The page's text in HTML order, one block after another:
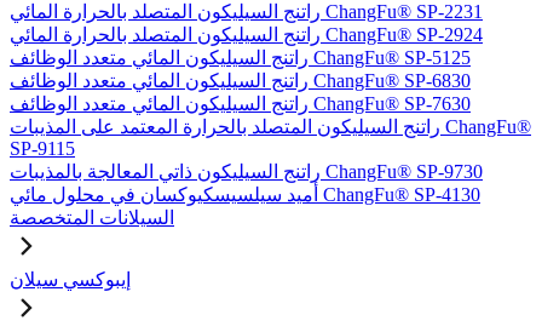
راتنج السيليكون المتصلد بالحرارة المائي ChangFu® SP-2231
راتنج السيليكون المتصلد بالحرارة المائي ChangFu® SP-2924
راتنج السيليكون المائي متعدد الوظائف ChangFu® SP-5125
راتنج السيليكون المائي متعدد الوظائف ChangFu® SP-6830
راتنج السيليكون المائي متعدد الوظائف ChangFu® SP-7630
راتنج السيليكون المتصلد بالحرارة المعتمد على المذيبات ChangFu®
SP-9115
راتنج السيليكون ذاتي المعالجة بالمذيبات ChangFu® SP-9730
أميد سيلسيسكيوكسان في محلول مائي ChangFu® SP-4130
السيلانات المتخصصة
إيبوكسي سيلان